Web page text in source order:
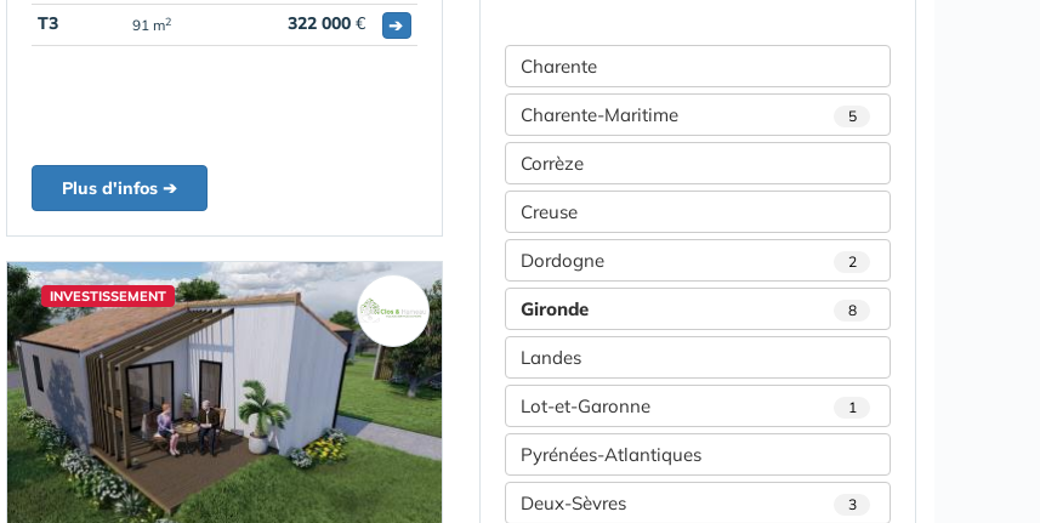
T3 91 m2 322 000 € ➔
Plus d'infos ➔
INVESTISSEMENT
Charente
Charente-Maritime 5
Corrèze
Creuse
Dordogne 2
Gironde 8
Landes
Lot-et-Garonne 1
Pyrénées-Atlantiques
Deux-Sèvres 3